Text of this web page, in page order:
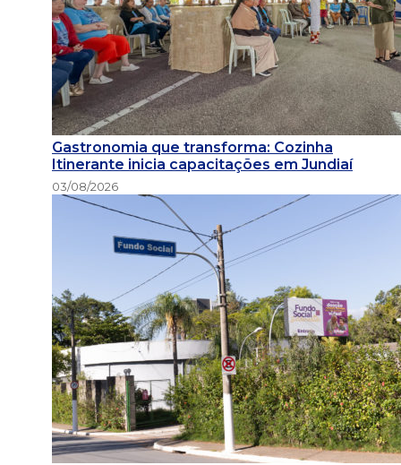
Gastronomia que transforma: Cozinha
Itinerante inicia capacitações em Jundiaí
03/08/2026